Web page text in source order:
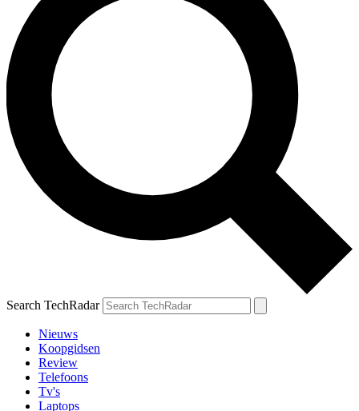
Search TechRadar
Nieuws
Koopgidsen
Review
Telefoons
Tv's
Laptops